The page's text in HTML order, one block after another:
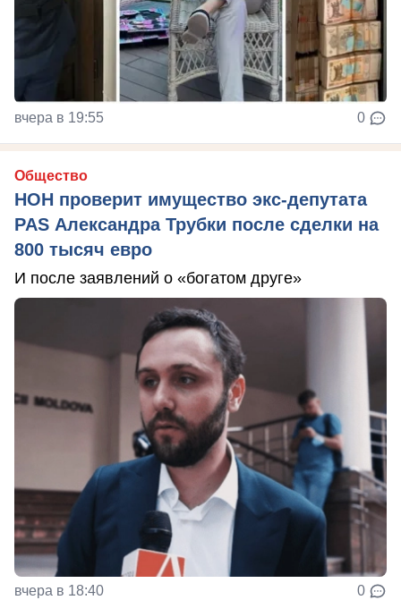
вчера в 19:55 0
Общество
НОН проверит имущество экс-депутата
PAS Александра Трубки после сделки на
800 тысяч евро
И после заявлений о «богатом друге»
вчера в 18:40 0